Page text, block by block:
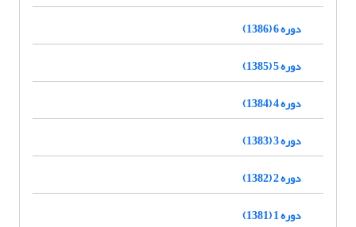
دوره 6 (1386)
دوره 5 (1385)
دوره 4 (1384)
دوره 3 (1383)
دوره 2 (1382)
دوره 1 (1381)